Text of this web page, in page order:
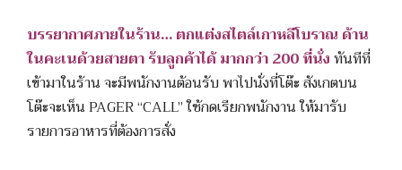
บรรยากาศภายในร้าน… ตกแต่งสไตล์เกาหลีโบราณ ด้าน
ในคะเนด้วยสายตา รับลูกค้าได้ มากกว่า 200 ที่นั่งทันทีที่
เข้ามาในร้าน จะมีพนักงานต้อนรับ พาไปนั่งที่โต๊ะ สังเกตบน
โต๊ะจะเห็น PAGER “CALL” ใช้กดเรียกพนักงาน ให้มารับ
รายการอาหารที่ต้องการสั่ง